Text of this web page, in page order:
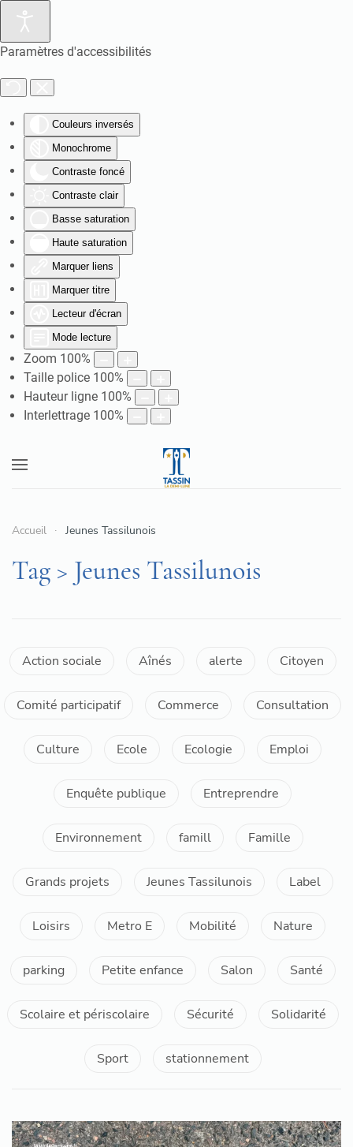
Paramètres d'accessibilités
Couleurs inversés
Monochrome
Contraste foncé
Contraste clair
Basse saturation
Haute saturation
Marquer liens
Marquer titre
Lecteur d'écran
Mode lecture
Zoom 100%
Taille police 100%
Hauteur ligne 100%
Interlettrage 100%
Accueil Jeunes Tassilunois
Tag > Jeunes Tassilunois
Action sociale Aînés alerte Citoyen
Comité participatif Commerce Consultation
Culture Ecole Ecologie Emploi
Enquête publique Entreprendre
Environnement famill Famille
Grands projets Jeunes Tassilunois Label
Loisirs Metro E Mobilité Nature
parking Petite enfance Salon Santé
Scolaire et périscolaire Sécurité Solidarité
Sport stationnement